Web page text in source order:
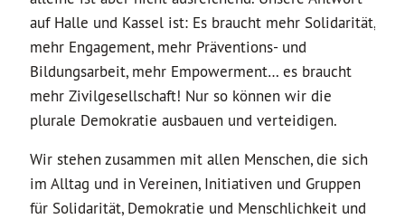
auf Halle und Kassel ist: Es braucht mehr Solidarität,
mehr Engagement, mehr Präventions- und
Bildungsarbeit, mehr Empowerment… es braucht
mehr Zivilgesellschaft! Nur so können wir die
plurale Demokratie ausbauen und verteidigen.
Wir stehen zusammen mit allen Menschen, die sich
im Alltag und in Vereinen, Initiativen und Gruppen
für Solidarität, Demokratie und Menschlichkeit und